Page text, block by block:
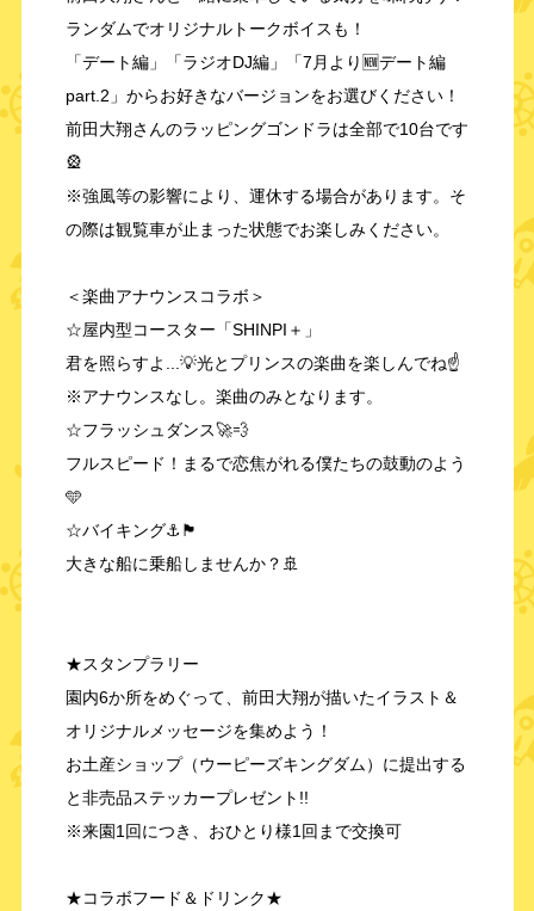
ランダムでオリジナルトークボイスも！
「デート編」「ラジオDJ編」「7月より🆕デート編
part.2」からお好きなバージョンをお選びください！
前田大翔さんのラッピングゴンドラは全部で10台です
🎡
※強風等の影響により、運休する場合があります。そ
の際は観覧車が止まった状態でお楽しみください。
＜楽曲アナウンスコラボ＞
☆屋内型コースター「SHINPI＋」
君を照らすよ...💡光とプリンスの楽曲を楽しんでね☝️
※アナウンスなし。楽曲のみとなります。
☆フラッシュダンス🚀💨
フルスピード！まるで恋焦がれる僕たちの鼓動のよう
🩵
☆バイキング⚓🏴
大きな船に乗船しませんか？🚢
★スタンプラリー
園内6か所をめぐって、前田大翔が描いたイラスト＆
オリジナルメッセージを集めよう！
お土産ショップ（ウーピーズキングダム）に提出する
と非売品ステッカープレゼント!!
※来園1回につき、おひとり様1回まで交換可
★コラボフード＆ドリンク★